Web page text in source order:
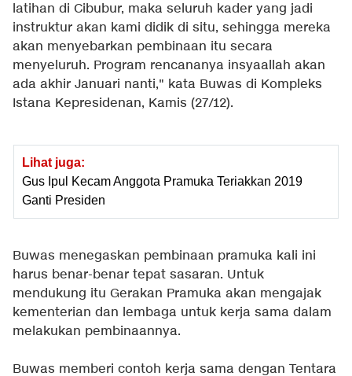
latihan di Cibubur, maka seluruh kader yang jadi
instruktur akan kami didik di situ, sehingga mereka
akan menyebarkan pembinaan itu secara
menyeluruh. Program rencananya insyaallah akan
ada akhir Januari nanti," kata Buwas di Kompleks
Istana Kepresidenan, Kamis (27/12).
Lihat juga:
Gus Ipul Kecam Anggota Pramuka Teriakkan 2019
Ganti Presiden
Buwas menegaskan pembinaan pramuka kali ini
harus benar-benar tepat sasaran. Untuk
mendukung itu Gerakan Pramuka akan mengajak
kementerian dan lembaga untuk kerja sama dalam
melakukan pembinaannya.
Buwas memberi contoh kerja sama dengan Tentara